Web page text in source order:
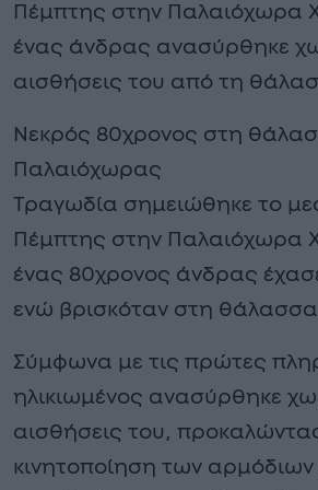
Πέμπτης στην Παλαιόχωρα
ένας άνδρας ανασύρθηκε
αισθήσεις του από τη
Νεκρός 80χρονος στη
Παλαιόχωρας
Τραγωδία σημειώθηκε το
Πέμπτης στην Παλαιόχωρα
ένας 80χρονος άνδρας
ενώ βρισκόταν στη
Σύμφωνα με τις πρώτες
ηλικιωμένος ανασύρθηκε
αισθήσεις του,
κινητοποίηση των